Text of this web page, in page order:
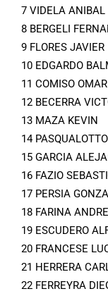
7 VIDELA ANIBAL
8 BERGELI
9 FLORES JAVIER
10 EDGARDO
11 COMISO OMAR
12 BECERRA
13 MAZA KEVIN
14
15 GARCIA
16 FAZIO
17 PERSIA
18 FARINA
19 ESCUDERO
20 FRANCESE
21 HERRERA
22 FERREYRA